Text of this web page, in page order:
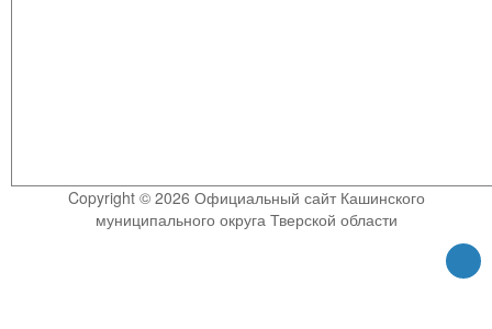
Copyright © 2026 Официальный сайт Кашинского
муниципального округа Тверской области